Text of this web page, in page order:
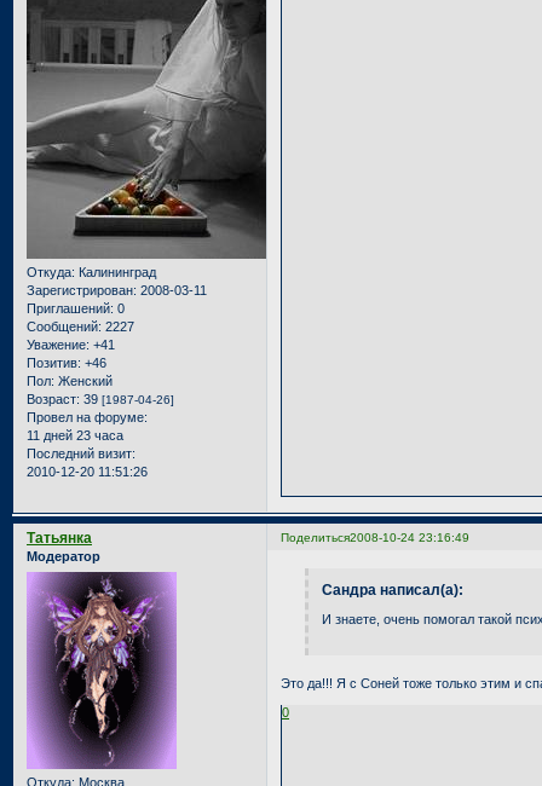
Откуда: Калининград
Зарегистрирован: 2008-03-11
Приглашений: 0
Сообщений: 2227
Уважение: +41
Позитив: +46
Пол: Женский
Возраст: 39 [1987-04-26]
Провел на форуме:
11 дней 23 часа
Последний визит:
2010-12-20 11:51:26
Поделиться2008-10-24 23:16:49
Татьянка
Модератор
Откуда: Москва
Сандра написал(а):
И знаете, очень помогал такой
Это да!!! Я с Соней тоже только этим и
0